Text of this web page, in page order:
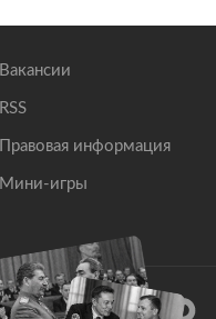
Вакансии
RSS
Правовая информация
Мини-игры